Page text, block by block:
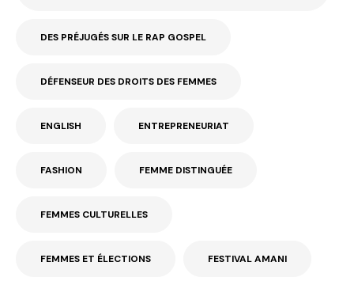
DES PRÉJUGÉS SUR LE RAP GOSPEL
DÉFENSEUR DES DROITS DES FEMMES
ENGLISH ENTREPRENEURIAT
FASHION FEMME DISTINGUÉE
FEMMES CULTURELLES
FEMMES ET ÉLECTIONS FESTIVAL AMANI